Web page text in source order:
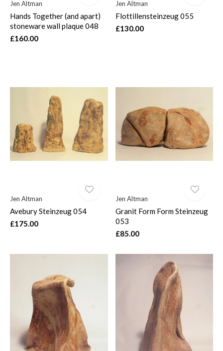
Jen Altman
Hands Together (and apart)
stoneware wall plaque 048
£160.00
Jen Altman
Flottillensteinzeug 055
£130.00
Jen Altman
Avebury Steinzeug 054
£175.00
Jen Altman
Granit Form Form Steinzeug
053
£85.00